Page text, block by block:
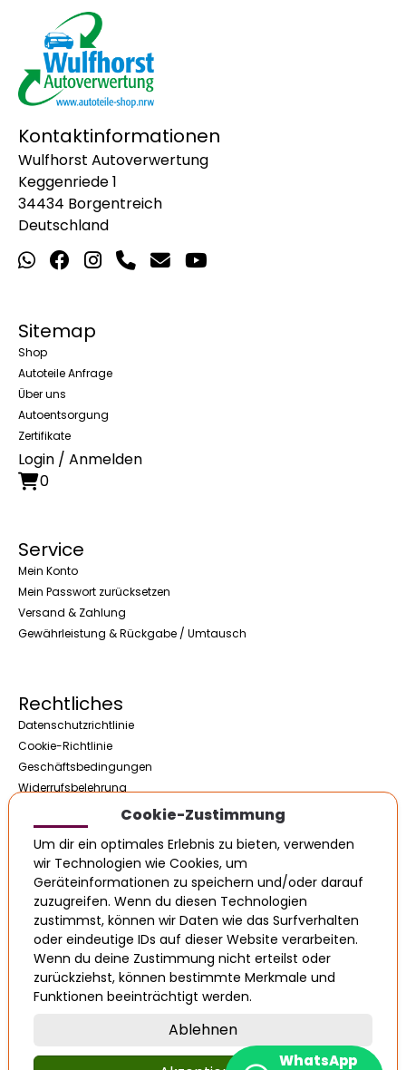
WhatsApp
Kontaktinformationen
Wulfhorst Autoverwertung
Keggenriede 1
34434 Borgentreich
Deutschland
Sitemap
Shop
Autoteile Anfrage
Über uns
Autoentsorgung
Zertifikate
Login / Anmelden
0
Service
Mein Konto
Mein Passwort zurücksetzen
Versand & Zahlung
Gewährleistung & Rückgabe / Umtausch
Rechtliches
Datenschutzrichtlinie
Cookie-Richtlinie
Geschäftsbedingungen
Widerrufsbelehrung
Impressum / Kontakt
Öffnungszeiten
08:00 - 17:00
08:00 - 17:00
08:00 - 17:00
08:00 - 17:00
08:00 - 17:00
Cookie-Zustimmung
Um dir ein optimales Erlebnis zu bieten, verwenden
wir Technologien wie Cookies, um
Geräteinformationen zu speichern und/oder darauf
zuzugreifen. Wenn du diesen Technologien
zustimmst, können wir Daten wie das Surfverhalten
oder eindeutige IDs auf dieser Website verarbeiten.
Wenn du deine Zustimmung nicht erteilst oder
zurückziehst, können bestimmte Merkmale und
Funktionen beeinträchtigt werden.
Ablehnen